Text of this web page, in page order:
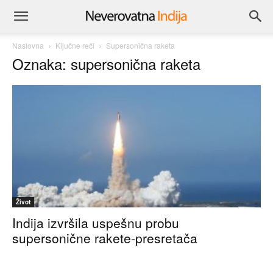
Naslovna Ključne reči Supersonična raketa
Oznaka: supersonična raketa
Život
Indija izvršila uspešnu probu
supersonične rakete-presretača